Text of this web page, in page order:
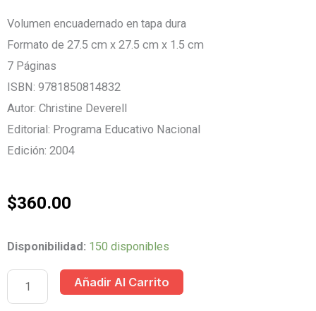
Volumen encuadernado en tapa dura
Formato de 27.5 cm x 27.5 cm x 1.5 cm
7 Páginas
ISBN: 9781850814832
Autor: Christine Deverell
Editorial: Programa Educativo Nacional
Edición: 2004
$360.00
Disponibilidad: 150 disponibles
LIBRO
INFANTIL
Añadir Al Carrito